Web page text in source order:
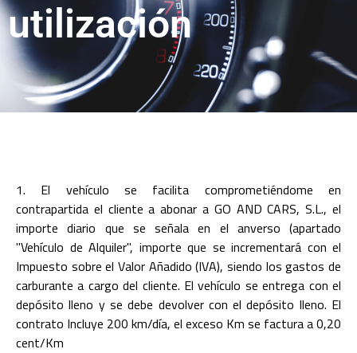
utilización
1. El vehículo se facilita comprometiéndome en
contrapartida el cliente a abonar a GO AND CARS, S.L., el
importe diario que se señala en el anverso (apartado
"Vehículo de Alquiler", importe que se incrementará con el
Impuesto sobre el Valor Añadido (IVA), siendo los gastos de
carburante a cargo del cliente. El vehículo se entrega con el
depósito lleno y se debe devolver con el depósito lleno. El
contrato Incluye 200 km/día, el exceso Km se factura a 0,20
cent/Km